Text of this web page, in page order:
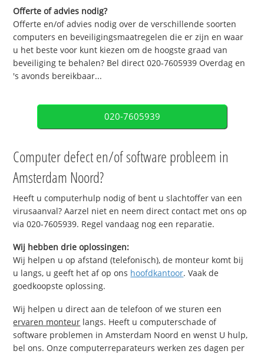
Offerte of advies nodig?
Offerte en/of advies nodig over de verschillende soorten
computers en beveiligingsmaatregelen die er zijn en waar
u het beste voor kunt kiezen om de hoogste graad van
beveiliging te behalen? Bel direct 020-7605939 Overdag en
's avonds bereikbaar...
020-7605939
Computer defect en/of software probleem in
Amsterdam Noord?
Heeft u computerhulp nodig of bent u slachtoffer van een
virusaanval? Aarzel niet en neem direct contact met ons op
via 020-7605939. Regel vandaag nog een reparatie.
Wij hebben drie oplossingen:
Wij helpen u op afstand (telefonisch), de monteur komt bij
u langs, u geeft het af op ons hoofdkantoor. Vaak de
goedkoopste oplossing.
Wij helpen u direct aan de telefoon of we sturen een
ervaren monteur langs. Heeft u computerschade of
software problemen in Amsterdam Noord en wenst U hulp,
bel ons. Onze computerreparateurs werken zes dagen per